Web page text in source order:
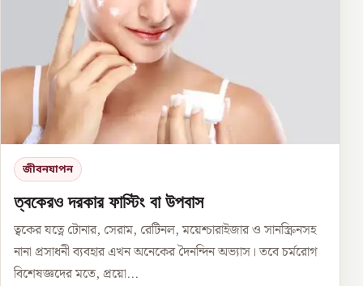
জীবনযাপন
ত্বকেরও দরকার ফাস্টিং বা উপবাস
ত্বকের যত্নে টোনার, সেরাম, রেটিনল, ময়েশ্চারাইজার ও সানস্ক্রিনসহ
নানা প্রসাধনী ব্যবহার এখন অনেকের দৈনন্দিন অভ্যাস। তবে চর্মরোগ
বিশেষজ্ঞদের মতে, প্রয়ো...